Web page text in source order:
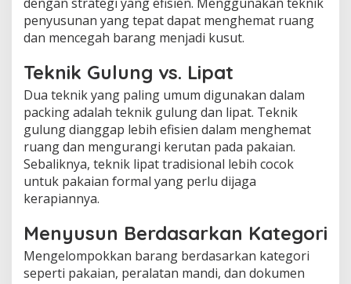
dengan strategi yang efisien. Menggunakan teknik
penyusunan yang tepat dapat menghemat ruang
dan mencegah barang menjadi kusut.
Teknik Gulung vs. Lipat
Dua teknik yang paling umum digunakan dalam
packing adalah teknik gulung dan lipat. Teknik
gulung dianggap lebih efisien dalam menghemat
ruang dan mengurangi kerutan pada pakaian.
Sebaliknya, teknik lipat tradisional lebih cocok
untuk pakaian formal yang perlu dijaga
kerapiannya.
Menyusun Berdasarkan Kategori
Mengelompokkan barang berdasarkan kategori
seperti pakaian, peralatan mandi, dan dokumen